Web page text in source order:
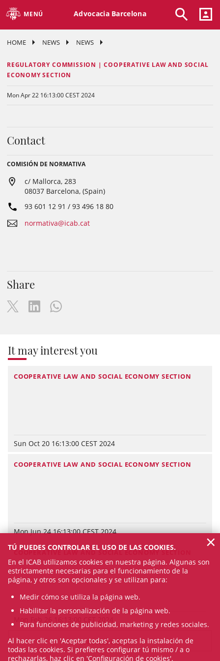
MENÚ Advocacia Barcelona
HOME NEWS NEWS
REGULATORY COMMISSION | COOPERATIVE LAW AND SOCIAL
ECONOMY SECTION
Mon Apr 22 16:13:00 CEST 2024
Contact
COMISIÓN DE NORMATIVA
c/ Mallorca, 283
08037 Barcelona, (Spain)
93 601 12 91 / 93 496 18 80
normativa@icab.cat
Share
It may interest you
COOPERATIVE LAW AND SOCIAL ECONOMY SECTION
Sun Oct 20 16:13:00 CEST 2024
COOPERATIVE LAW AND SOCIAL ECONOMY SECTION
Mon Jun 24 16:13:00 CEST 2024
COOPERATIVE LAW AND SOCIAL ECONOMY SECTION
Mon Feb 26 16:13:00 CET 2024
SEE ALL NEWS
TÚ PUEDES CONTROLAR EL USO DE LAS COOKIES.
En el ICAB utilizamos cookies en nuestra página. Algunas son
estrictamente necesarias para el funcionamiento de la
página, y otros son opcionales y se utilizan para:
Medir cómo se utiliza la página web.
Habilitar la personalización de la página web.
Para funciones de publicidad, marketing y redes sociales.
Al hacer clic en 'Aceptar todas', aceptas la instalación de
todas las cookies. Si prefieres configurar tú mismo / a o
rechazarlas, haz clic en 'Configuración de cookies'.
×